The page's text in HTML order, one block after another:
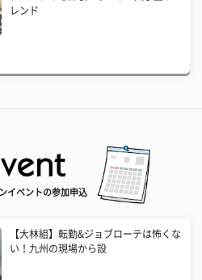
レンド
イベントの参加申込
【大林組】転勤&ジョブローテは怖くな
い！九州の現場から設